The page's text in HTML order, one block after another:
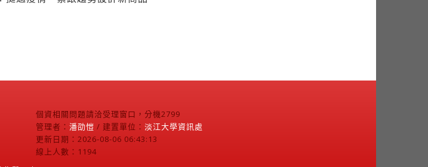
個資相關問題請洽受理窗口，分機2799
管理者： 潘劭愷 / 建置單位： 淡江大學資訊處
更新日期：2026-08-06 06:43:13
線上人數：1194